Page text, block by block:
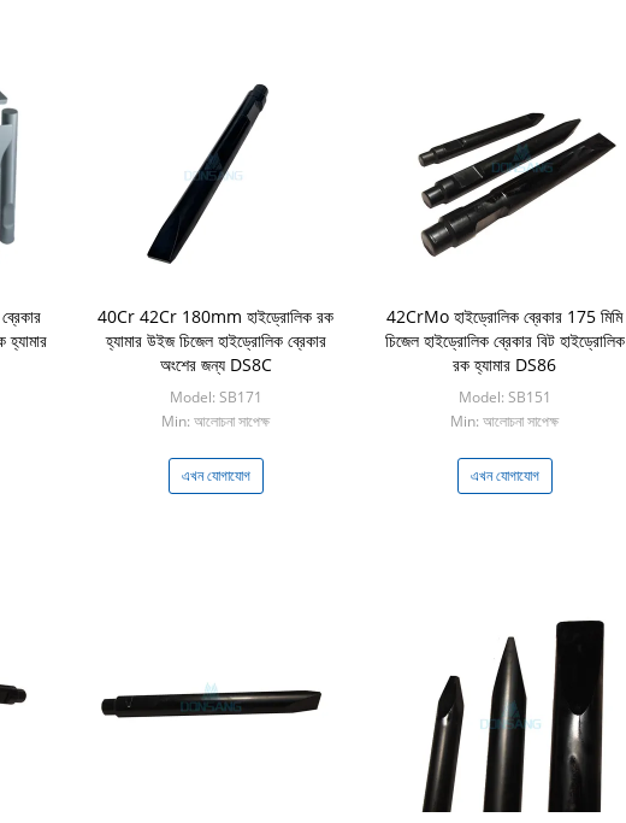
40Cr 42Cr 180mm হাইড্রোলিক রক
হ্যামার উইজ চিজেল হাইড্রোলিক ব্রেকার
অংশের জন্য DS8C
Model: SB171
Min: আলোচনা সাপেক্ষ
এখন যোগাযোগ
42CrMo হাইড্রোলিক ব্রেকার 175 মিমি
চিজেল হাইড্রোলিক ব্রেকার বিট হাইড্রোলিক
রক হ্যামার DS86
Model: SB151
Min: আলোচনা সাপেক্ষ
এখন যোগাযোগ